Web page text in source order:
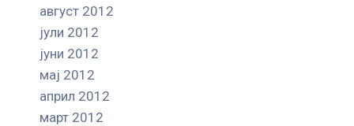
август 2012
јули 2012
јуни 2012
мај 2012
април 2012
март 2012